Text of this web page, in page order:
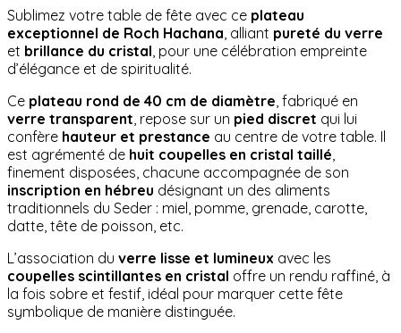
Sublimez votre table de fête avec ce plateau
exceptionnel de Roch Hachana , alliant pureté du verre
et brillance du cristal , pour une célébration empreinte
d’élégance et de spiritualité.
Ce plateau rond de 40 cm de diamètre , fabriqué en
verre transparent , repose sur un pied discret qui lui
confère hauteur et prestance au centre de votre table. Il
est agrémenté de huit coupelles en cristal taillé
finement disposées, chacune accompagnée de son
inscription en hébreu désignant un des aliments
traditionnels du Seder : miel, pomme, grenade, carotte,
datte, tête de poisson, etc.
L’association du verre lisse et lumineux avec les
coupelles scintillantes en cristal offre un rendu raffiné, à
la fois sobre et festif, idéal pour marquer cette fête
symbolique de manière distinguée.